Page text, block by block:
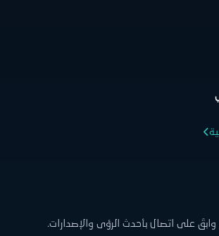
على اتصال بأحدث الرؤى والإصدارات.